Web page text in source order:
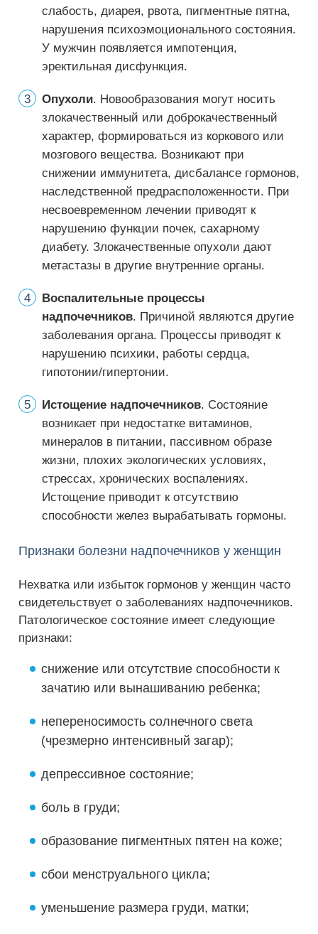
слабость, диарея, рвота, пигментные пятна,
нарушения психоэмоционального состояния.
У мужчин появляется импотенция,
эректильная дисфункция.
Опухоли. Новообразования могут носить
злокачественный или доброкачественный
характер, формироваться из коркового или
мозгового вещества. Возникают при
снижении иммунитета, дисбалансе гормонов,
наследственной предрасположенности. При
несвоевременном лечении приводят к
нарушению функции почек, сахарному
диабету. Злокачественные опухоли дают
метастазы в другие внутренние органы.
Воспалительные процессы
надпочечников. Причиной являются другие
заболевания органа. Процессы приводят к
нарушению психики, работы сердца,
гипотонии/гипертонии.
Истощение надпочечников. Состояние
возникает при недостатке витаминов,
минералов в питании, пассивном образе
жизни, плохих экологических условиях,
стрессах, хронических воспалениях.
Истощение приводит к отсутствию
способности желез вырабатывать гормоны.
Признаки болезни надпочечников у женщин
Нехватка или избыток гормонов у женщин часто
свидетельствует о заболеваниях надпочечников.
Патологическое состояние имеет следующие
признаки:
снижение или отсутствие способности к
зачатию или вынашиванию ребенка;
непереносимость солнечного света
(чрезмерно интенсивный загар);
депрессивное состояние;
боль в груди;
образование пигментных пятен на коже;
сбои менструального цикла;
уменьшение размера груди, матки;